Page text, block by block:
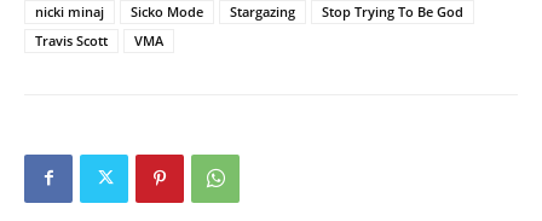
nicki minaj
Sicko Mode Stargazing
Stop Trying To Be God
Travis Scott
VMA